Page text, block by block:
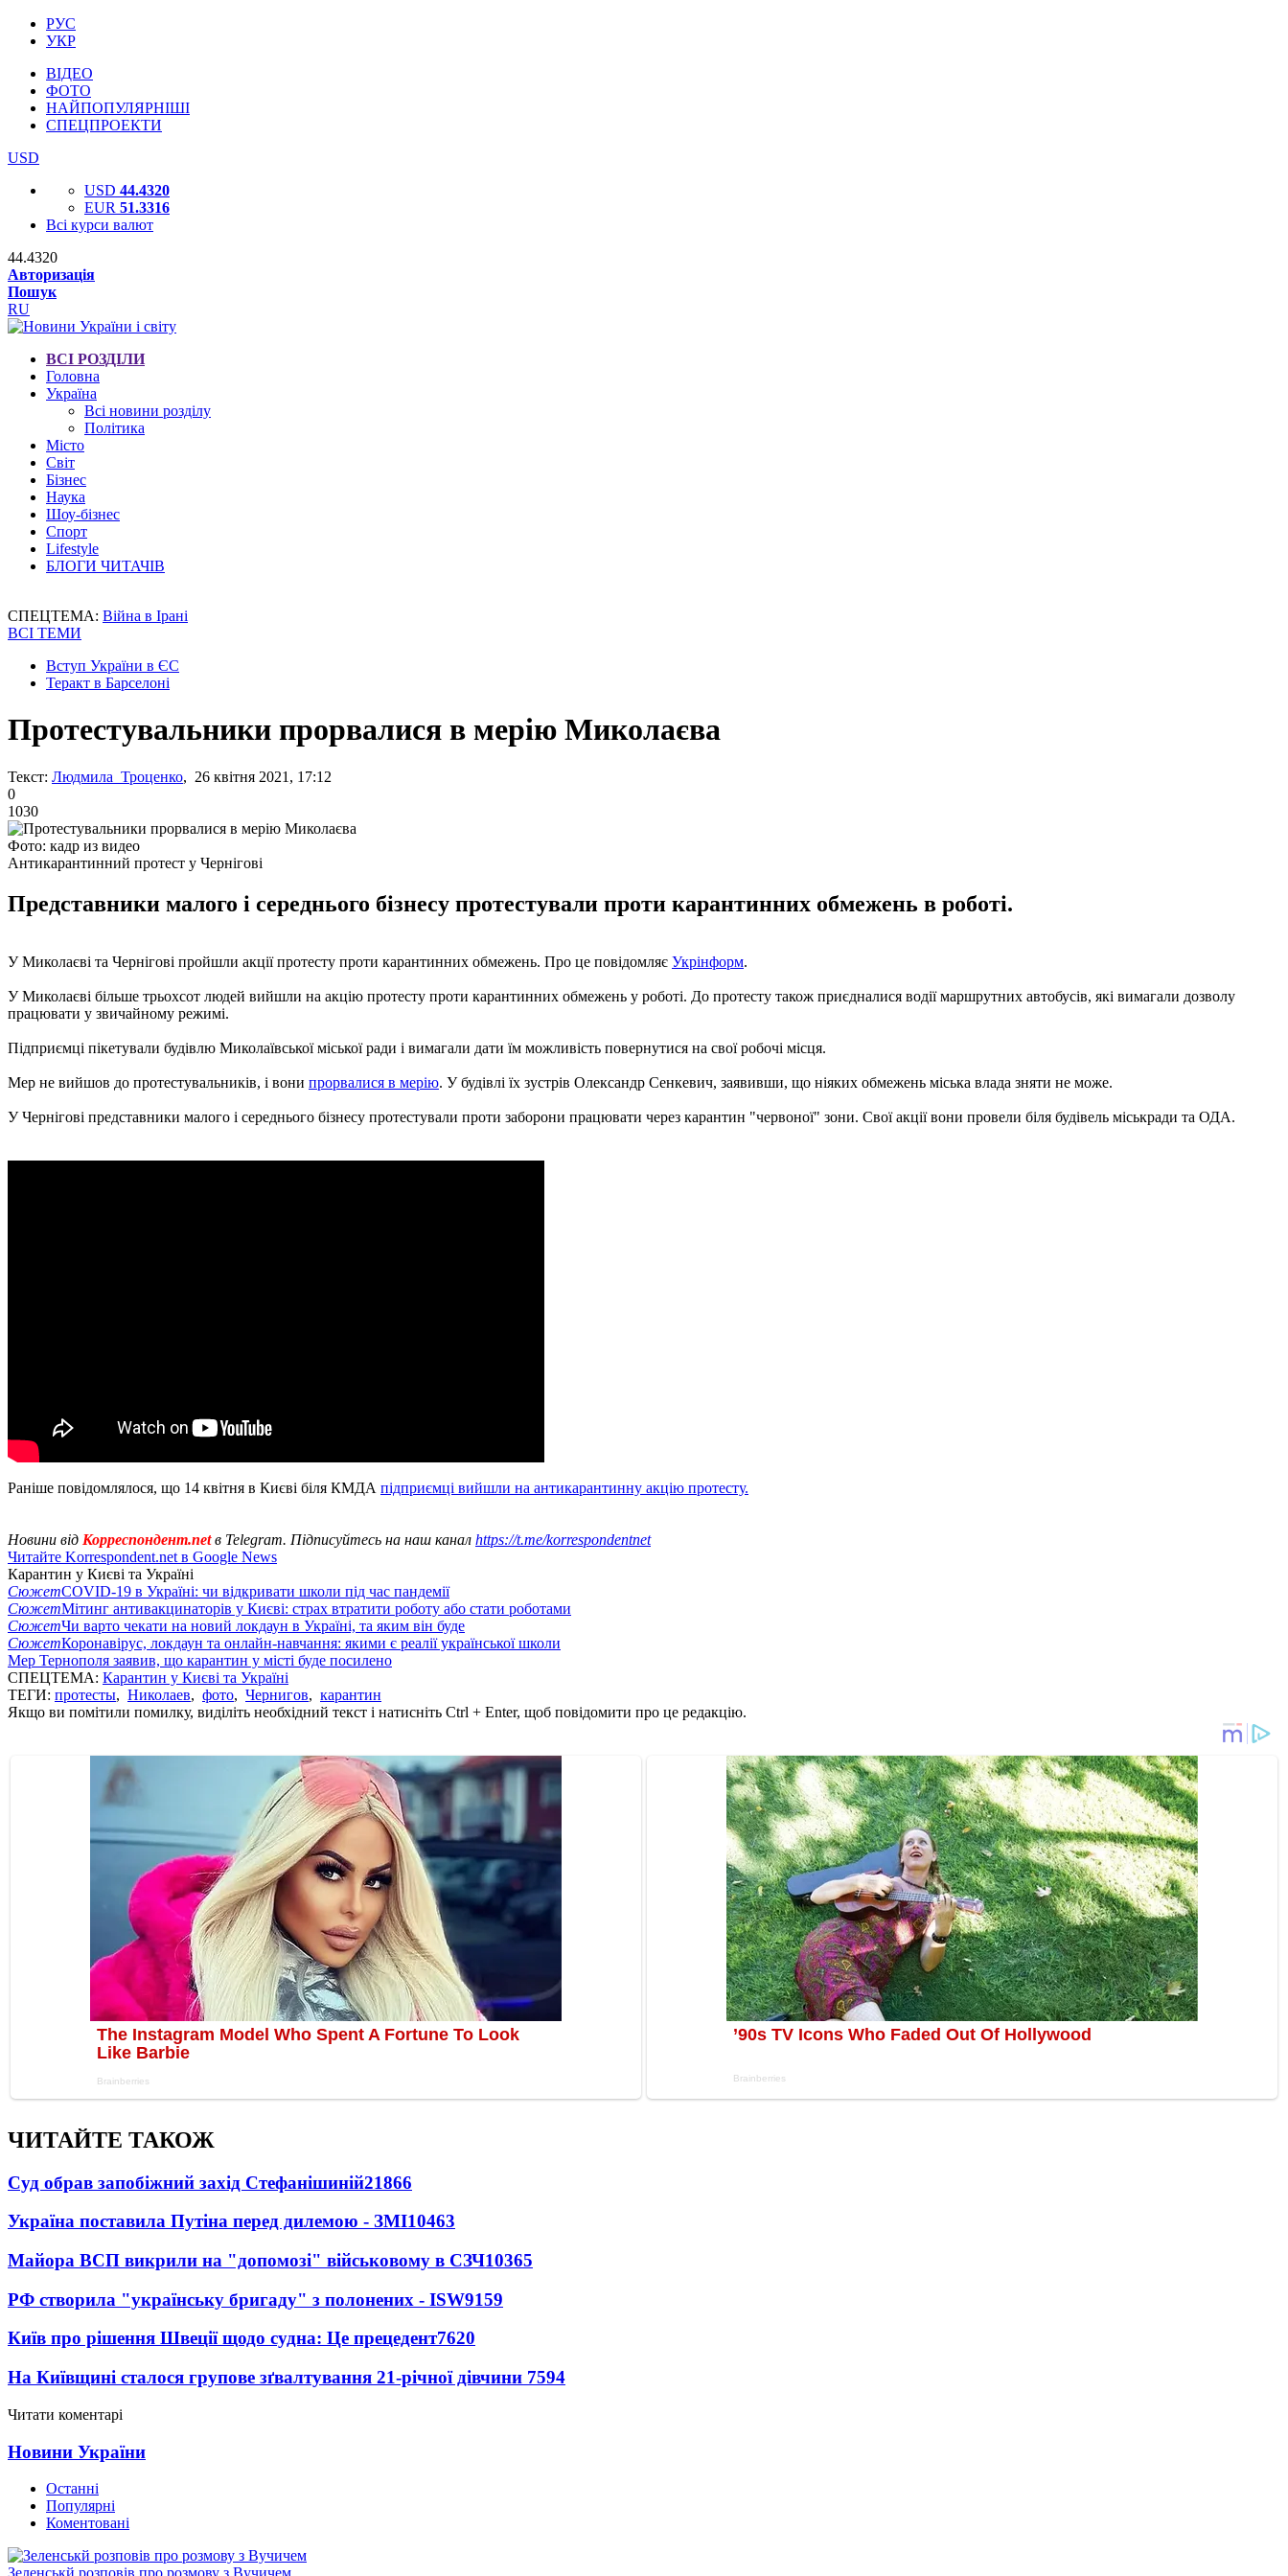
РУС
УКР
ВІДЕО
ФОТО
НАЙПОПУЛЯРНІШІ
СПЕЦПРОЕКТИ
USD
USD 44.4320
EUR 51.3316
Всі курси валют
44.4320
Авторизація
Пошук
RU
ВСІ РОЗДІЛИ
Головна
Україна
Всі новини розділу
Політика
Місто
Світ
Бізнес
Наука
Шоу-бізнес
Спорт
Lifestyle
БЛОГИ ЧИТАЧІВ
СПЕЦТЕМА: Війна в Ірані
ВСІ ТЕМИ
Вступ України в ЄС
Теракт в Барселоні
Протестувальники прорвалися в мерію Миколаєва
Текст: Людмила Троценко, 26 квітня 2021, 17:12
0
1030
Фото: кадр из видео
Антикарантинний протест у Чернігові
Представники малого і середнього бізнесу протестували проти карантинних обмежень в роботі.
У Миколаєві та Чернігові пройшли акції протесту проти карантинних обмежень. Про це повідомляє Укрінформ.
У Миколаєві більше трьохсот людей вийшли на акцію протесту проти карантинних обмежень у роботі. До протесту також приєдналися водії маршрутних автобусів, які вимагали дозволу
працювати у звичайному режимі.
Підприємці пікетували будівлю Миколаївської міської ради і вимагали дати їм можливість повернутися на свої робочі місця.
Мер не вийшов до протестувальників, і вони прорвалися в мерію. У будівлі їх зустрів Олександр Сенкевич, заявивши, що ніяких обмежень міська влада зняти не може.
У Чернігові представники малого і середнього бізнесу протестували проти заборони працювати через карантин "червоної" зони. Свої акції вони провели біля будівель міськради та ОДА.
Раніше повідомлялося, що 14 квітня в Києві біля КМДА підприємці вийшли на антикарантинну акцію протесту.
Новини від Корреспондент.netв Telegram. Підписуйтесь на наш канал https://t.me/korrespondentnet
Читайте Korrespondent.net в Google News
Карантин у Києві та Україні
СюжетCOVID-19 в Україні: чи відкривати школи під час пандемії
СюжетМітинг антивакцинаторів у Києві: страх втратити роботу або стати роботами
СюжетЧи варто чекати на новий локдаун в Україні, та яким він буде
СюжетКоронавірус, локдаун та онлайн-навчання: якими є реалії української школи
Мер Тернополя заявив, що карантин у місті буде посилено
СПЕЦТЕМА: Карантин у Києві та Україні
ТЕГИ: протесты, Николаев, фото, Чернигов, карантин
Якщо ви помітили помилку, виділіть необхідний текст і натисніть Ctrl + Enter, щоб повідомити про це редакцію.
ЧИТАЙТЕ ТАКОЖ
Суд обрав запобіжний захід Стефанішиній21866
Україна поставила Путіна перед дилемою - ЗМІ10463
Майора ВСП викрили на "допомозі" військовому в СЗЧ10365
РФ створила "українську бригаду" з полонених - ISW9159
Київ про рішення Швеції щодо судна: Це прецедент7620
На Київщині сталося групове зґвалтування 21-річної дівчини 7594
Читати коментарі
Новини України
Останні
Популярні
Коментовані